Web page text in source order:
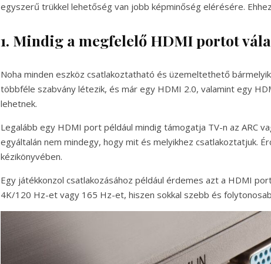
egyszerű trükkel lehetőség van jobb képminőség elérésére.
1. Mindig a megfelelő HDMI portot
Noha minden eszköz csatlakoztatható és üzemeltethető
többféle szabvány létezik, és már egy HDMI 2.0, valamint egy
lehetnek.
Legalább egy HDMI port például mindig támogatja TV-n az ARC
egyáltalán nem mindegy, hogy mit és melyikhez csatlakoztatjuk.
kézikönyvében.
Egy játékkonzol csatlakozásához például érdemes azt a HDMI
4K/120 Hz-et vagy 165 Hz-et, hiszen sokkal szebb és